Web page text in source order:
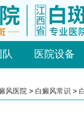
医院设备
风医院 > 白癜风常识 >